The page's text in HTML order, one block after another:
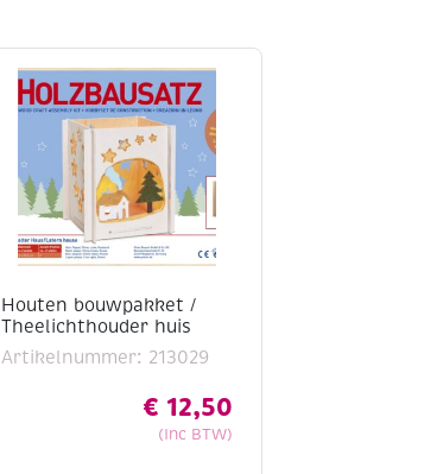
Houten bouwpakket /
Theelichthouder huis
Artikelnummer: 213029
€ 12,50
(Inc BTW)